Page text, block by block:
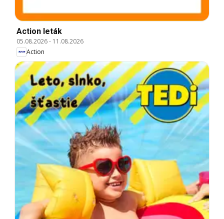
Action leták
05.08.2026- 11.08.2026
Action